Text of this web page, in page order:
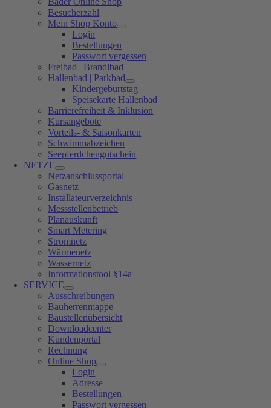
Besucherzahl
Mein Shop Konto
Login
Bestellungen
Passwort vergessen
Freibad | Brandlbad
Hallenbad | Parkbad
Kindergeburtstag
Speisekarte Hallenbad
Barrierefreiheit & Inklusion
Kursangebote
Vorteils- & Saisonkarten
Schwimmabzeichen
Seepferdchengutschein
NETZE
Netzanschlussportal
Gasnetz
Installateurverzeichnis
Messstellenbetrieb
Planauskunft
Smart Metering
Stromnetz
Wärmenetz
Wassernetz
Informationstool §14a
SERVICE
Ausschreibungen
Bauherrenmappe
Baustellenübersicht
Downloadcenter
Kundenportal
Rechnung
Online Shop
Login
Adresse
Bestellungen
Passwort vergessen